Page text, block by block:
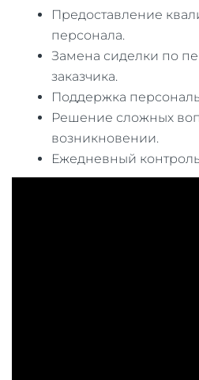
Предоставление
персонала.
Замена сиделки по
заказчика.
Поддержка
Решение сложных
возникновении.
Ежедневный